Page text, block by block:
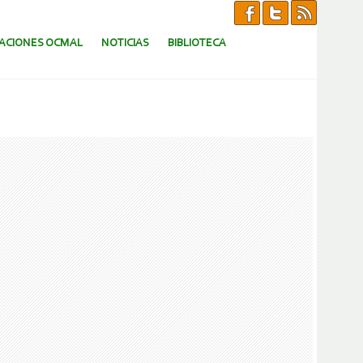
OCMAL NOTICIAS BIBLIOTECA